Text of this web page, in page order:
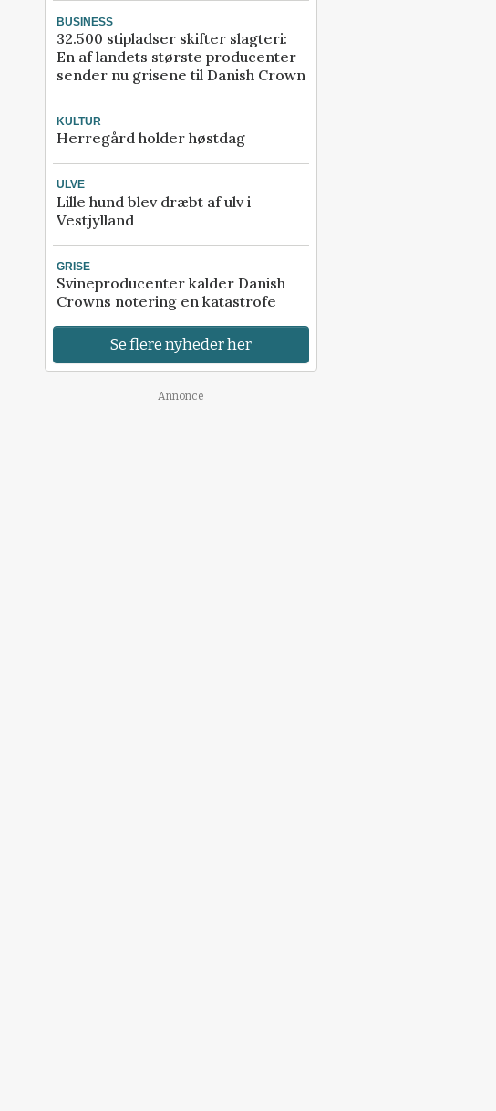
BUSINESS
32.500 stipladser skifter slagteri:
En af landets største producenter
sender nu grisene til Danish Crown
KULTUR
Herregård holder høstdag
ULVE
Lille hund blev dræbt af ulv i
Vestjylland
GRISE
Svineproducenter kalder Danish
Crowns notering en katastrofe
Se flere nyheder her
Annonce